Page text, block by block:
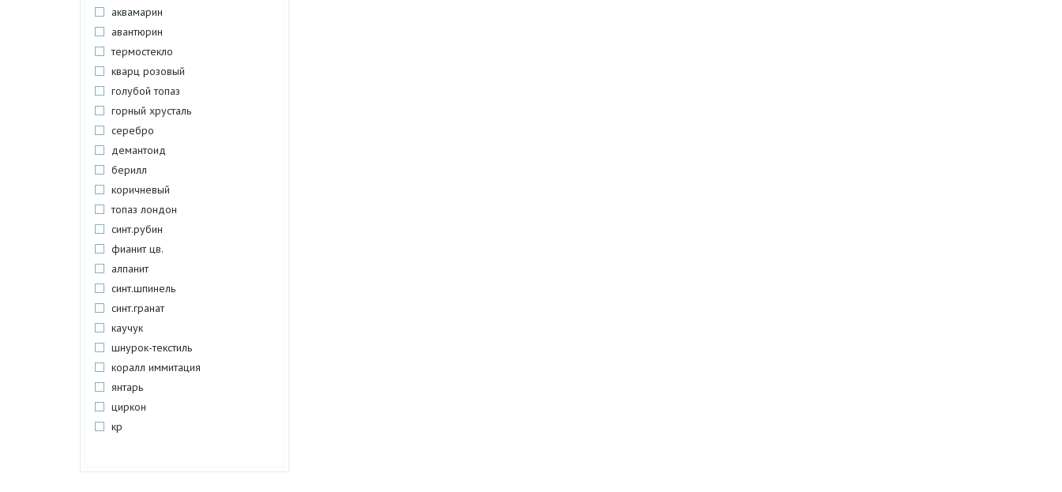
аквамарин
авантюрин
термостекло
кварц розовый
голубой топаз
горный хрусталь
серебро
демантоид
берилл
коричневый
топаз лондон
синт.рубин
фианит цв.
алпанит
синт.шпинель
синт.гранат
каучук
шнурок-текстиль
коралл иммитация
янтарь
циркон
кр